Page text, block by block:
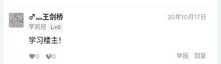
♂灬王剑桥
学前班 Lv0
20年10月17日
学习楼主！
0 0 举报 回复